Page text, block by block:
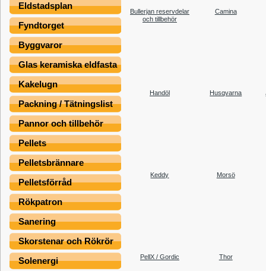
Eldstadsplan
Fyndtorget
Byggvaror
Glas keramiska eldfasta
Kakelugn
Packning / Tätningslist
Pannor och tillbehör
Pellets
Pelletsbrännare
Pelletsförråd
Rökpatron
Sanering
Skorstenar och Rökrör
Solenergi
Bullerjan reservdelar
och tillbehör
Camina
Handöl Husqvarna
Keddy Morsö
PellX / Gordic Thor